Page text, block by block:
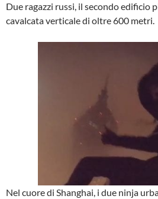
Due ragazzi russi, il secondo edificio
cavalcata verticale di oltre 600 metri.
Nel cuore di Shanghai, i due ninja